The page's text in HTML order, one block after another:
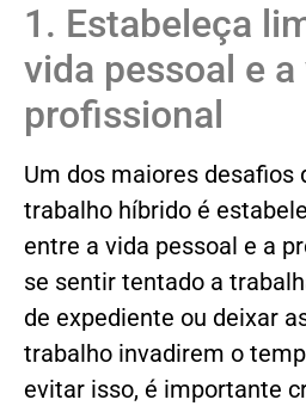
1. Estabeleça
vida pessoal e a
profissional
Um dos maiores desafios
trabalho híbrido é
entre a vida pessoal e a
se sentir tentado a
de expediente ou deixar
trabalho invadirem o
evitar isso, é importante